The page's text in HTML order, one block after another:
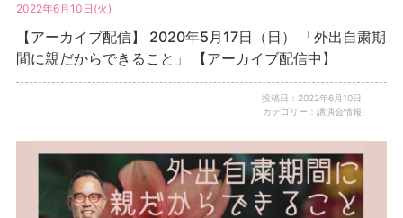
2022年6月10日(火)
【アーカイブ配信】 2020年5月17日（日） 「外出自粛期
間に親だからできること」 【アーカイブ配信中】
投稿日：2022年6月10日
カテゴリー：講演会情報